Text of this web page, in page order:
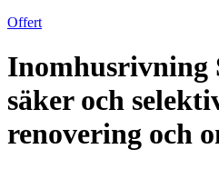
Offert
Inomhusrivning
säker och
renovering och